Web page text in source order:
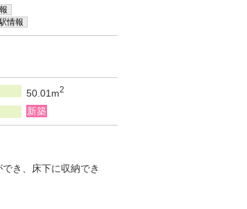
情報
50.01m2
新築
き、床下に収納でき